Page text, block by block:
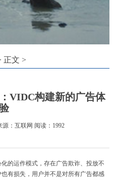
正文 >
VIDC构建新的广告体
源：互联网 阅读：1992
的运作模式，存在广告欺诈、投放不
有损失，用户并不是对所有广告都感